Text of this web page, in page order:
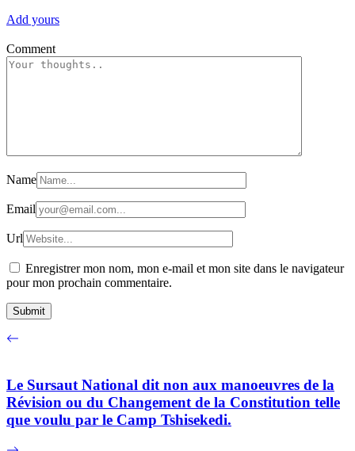
Add yours
Comment
Name
Email
Url
Enregistrer mon nom, mon e-mail et mon site dans le navigateur
pour mon prochain commentaire.
Le Sursaut National dit non aux manoeuvres de la
Révision ou du Changement de la Constitution telle
que voulu par le Camp Tshisekedi.